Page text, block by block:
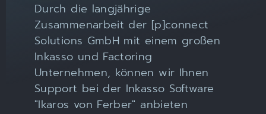
Durch die langjährige
Zusammenarbeit der [p]connect
Solutions GmbH mit einem großen
Inkasso und Factoring
Unternehmen, können wir Ihnen
Support bei der Inkasso Software
"Ikaros von Ferber" anbieten